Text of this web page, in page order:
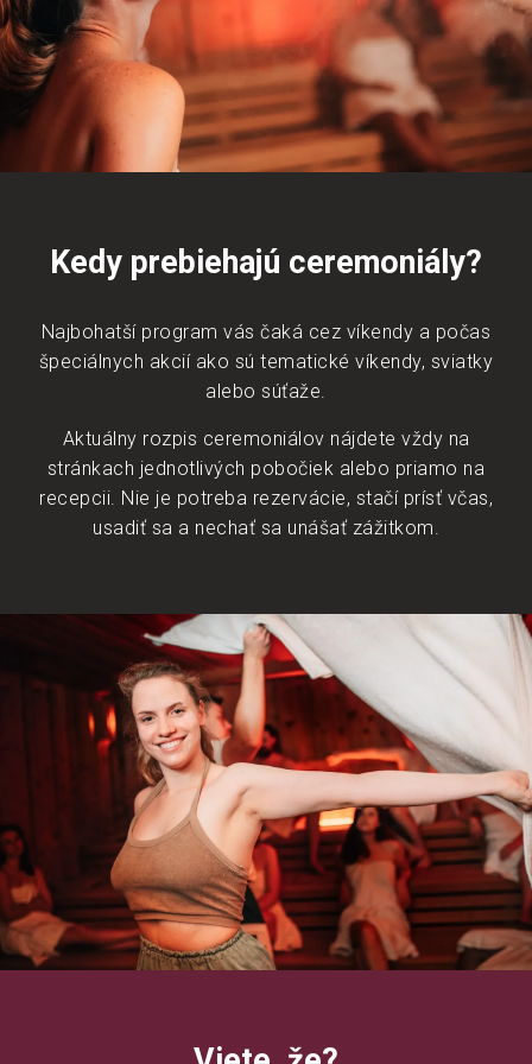
Kedy prebiehajú ceremoniály?
Najbohatší program vás čaká cez víkendy a počas
špeciálnych akcií ako sú tematické víkendy, sviatky
alebo súťaže.
Aktuálny rozpis ceremoniálov nájdete vždy na
stránkach jednotlivých pobočiek alebo priamo na
recepcii. Nie je potreba rezervácie, stačí prísť včas,
usadiť sa a nechať sa unášať zážitkom.